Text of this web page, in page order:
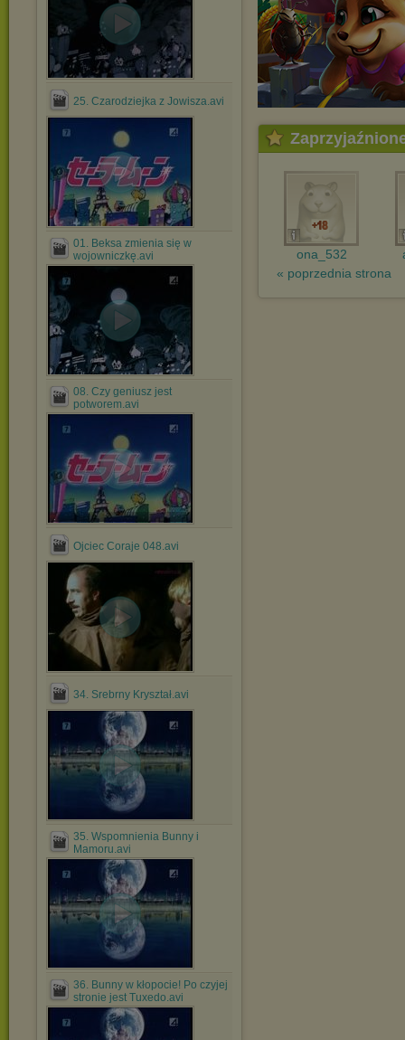
25. Czarodziejka z Jowisza.avi
01. Beksa zmienia się w
wojowniczkę.avi
08. Czy geniusz jest
potworem.avi
.
Ojciec Coraje 048.avi
34. Srebrny Kryształ.avi
35. Wspomnienia Bunny i
Mamoru.avi
36. Bunny w kłopocie! Po czyjej
stronie jest Tuxedo.avi
ona_532
« poprzednia strona